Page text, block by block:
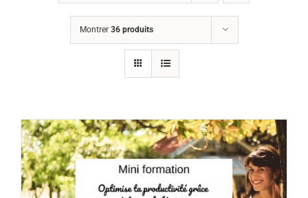
Montrer 36 produits